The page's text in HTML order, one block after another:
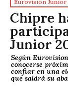
Eurovisión Junior
Chipre
Junior
Según
conocerse
confiar en una
que saldrá su